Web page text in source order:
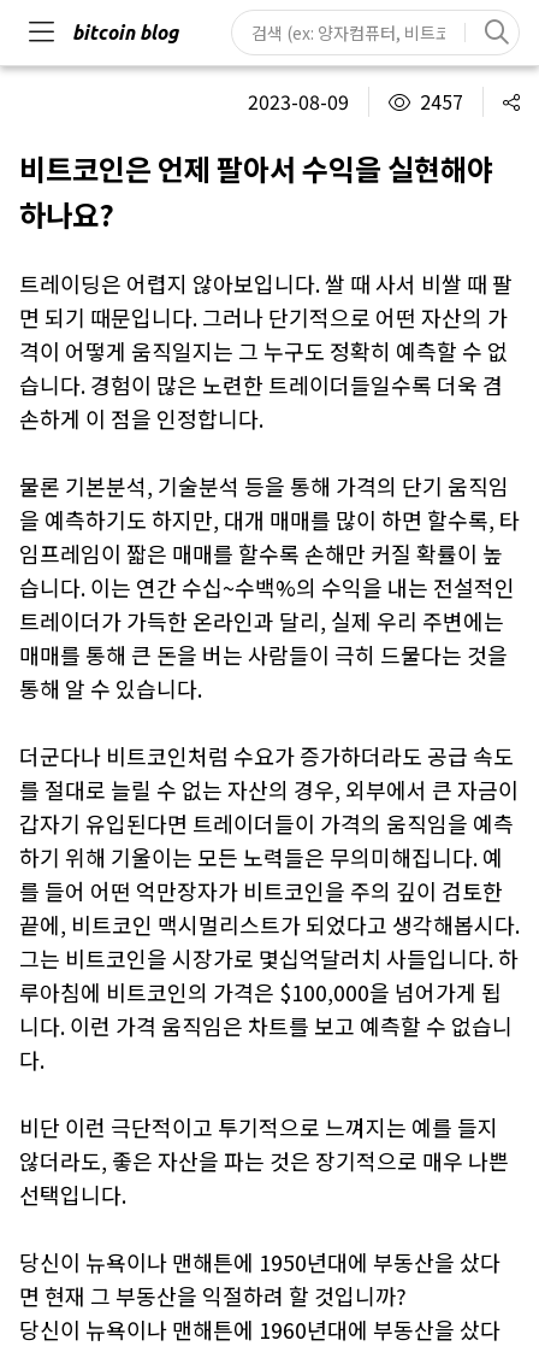
bitcoin blog
#사토시 #지갑 #월렛 #금 #CBDC #블록 크기
#해시함수
#UTXO
#반감기 #양자컴퓨터 #니모닉 #스캠
#이더리움
#알트코인
#작업증명 #POW #증권 #신용화폐
#하드디스크
#하드포크
#탈중앙화
2023-08-09 2457
비트코인은 언제 팔아서 수익을 실현해야
하나요?
트레이딩은 어렵지 않아보입니다. 쌀 때 사서 비쌀 때 팔
면 되기 때문입니다. 그러나 단기적으로 어떤 자산의 가
격이 어떻게 움직일지는 그 누구도 정확히 예측할 수 없
습니다. 경험이 많은 노련한 트레이더들일수록 더욱 겸
손하게 이 점을 인정합니다.
물론 기본분석, 기술분석 등을 통해 가격의 단기 움직임
을 예측하기도 하지만, 대개 매매를 많이 하면 할수록, 타
임프레임이 짧은 매매를 할수록 손해만 커질 확률이 높
습니다. 이는 연간 수십~수백%의 수익을 내는 전설적인
트레이더가 가득한 온라인과 달리, 실제 우리 주변에는
매매를 통해 큰 돈을 버는 사람들이 극히 드물다는 것을
통해 알 수 있습니다.
더군다나 비트코인처럼 수요가 증가하더라도 공급 속도
를 절대로 늘릴 수 없는 자산의 경우, 외부에서 큰 자금이
갑자기 유입된다면 트레이더들이 가격의 움직임을 예측
하기 위해 기울이는 모든 노력들은 무의미해집니다. 예
를 들어 어떤 억만장자가 비트코인을 주의 깊이 검토한
끝에, 비트코인 맥시멀리스트가 되었다고 생각해봅시다.
그는 비트코인을 시장가로 몇십억달러치 사들입니다. 하
루아침에 비트코인의 가격은 $100,000을 넘어가게 됩
니다. 이런 가격 움직임은 차트를 보고 예측할 수 없습니
다.
비단 이런 극단적이고 투기적으로 느껴지는 예를 들지
않더라도, 좋은 자산을 파는 것은 장기적으로 매우 나쁜
선택입니다.
당신이 뉴욕이나 맨해튼에 1950년대에 부동산을 샀다
면 현재 그 부동산을 익절하려 할 것입니까?
당신이 뉴욕이나 맨해튼에 1960년대에 부동산을 샀다